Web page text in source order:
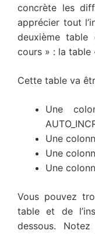
concrète les
apprécier tout
deuxième
cours » : la table
Cette table va
Une
Une
Une
Une
Vous pouvez
table et de
dessous.